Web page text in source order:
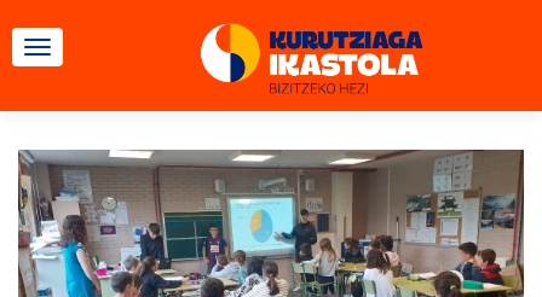
TOGGLE NAVIGATION